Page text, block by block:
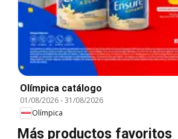
Olímpica catálogo
01/08/2026-31/08/2026
Olímpica
Más productos favoritos